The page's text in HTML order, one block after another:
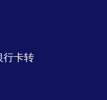
行卡转